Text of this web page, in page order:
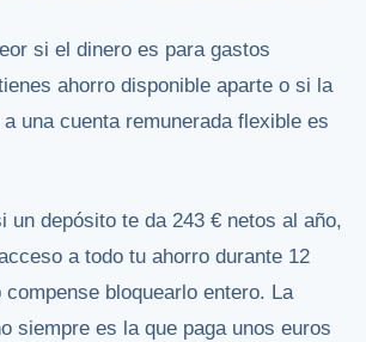
si el dinero es para gastos
ahorro disponible aparte o si la
una cuenta remunerada flexible es
un depósito te da 243 € netos al año,
a todo tu ahorro durante 12
bloquearlo entero. La
siempre es la que paga unos euros